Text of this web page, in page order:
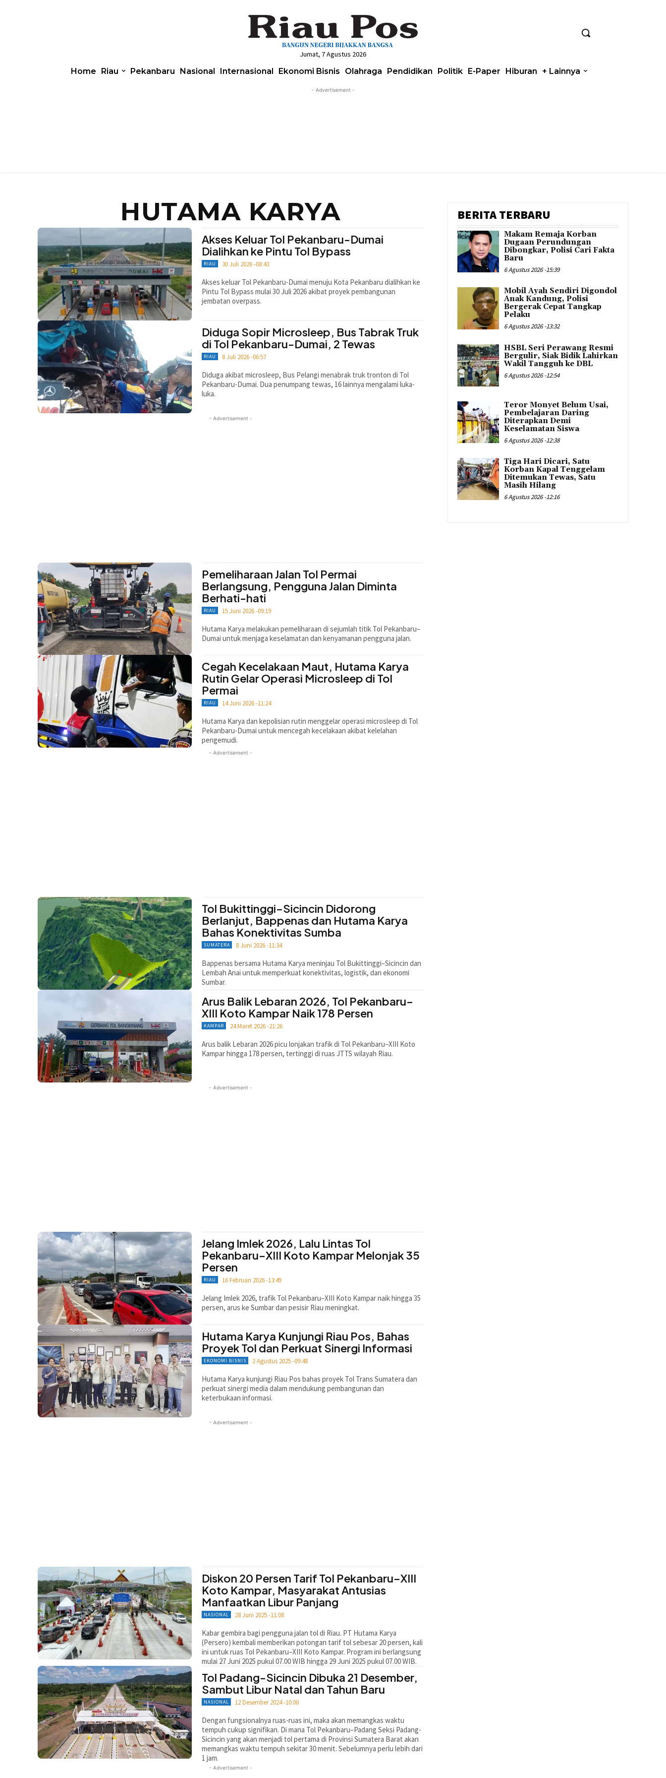
Jumat, 7 Agustus 2026
Home Riau Pekanbaru Nasional Internasional Ekonomi Bisnis Olahraga Pendidikan Politik E-Paper Hiburan + Lainnya
- Advertisement -
HUTAMA KARYA
Akses Keluar Tol Pekanbaru-Dumai
Dialihkan ke Pintu Tol Bypass
RIAU 30 Juli 2026 -08:43
Akses keluar Tol Pekanbaru-Dumai menuju Kota Pekanbaru dialihkan ke
Pintu Tol Bypass mulai 30 Juli 2026 akibat proyek pembangunan
jembatan overpass.
Diduga Sopir Microsleep, Bus Tabrak Truk
di Tol Pekanbaru-Dumai, 2 Tewas
RIAU 8 Juli 2026 -06:57
Diduga akibat microsleep, Bus Pelangi menabrak truk tronton di Tol
Pekanbaru-Dumai. Dua penumpang tewas, 16 lainnya mengalami luka-
luka.
- Advertisement -
Pemeliharaan Jalan Tol Permai
Berlangsung, Pengguna Jalan Diminta
Berhati-hati
RIAU 15 Juni 2026 -09:19
Hutama Karya melakukan pemeliharaan di sejumlah titik Tol Pekanbaru–
Dumai untuk menjaga keselamatan dan kenyamanan pengguna jalan.
Cegah Kecelakaan Maut, Hutama Karya
Rutin Gelar Operasi Microsleep di Tol
Permai
RIAU 14 Juni 2026 -11:24
Hutama Karya dan kepolisian rutin menggelar operasi microsleep di Tol
Pekanbaru-Dumai untuk mencegah kecelakaan akibat kelelahan
pengemudi.
- Advertisement -
Tol Bukittinggi–Sicincin Didorong
Berlanjut, Bappenas dan Hutama Karya
Bahas Konektivitas Sumba
SUMATERA 8 Juni 2026 -11:34
Bappenas bersama Hutama Karya meninjau Tol Bukittinggi–Sicincin dan
Lembah Anai untuk memperkuat konektivitas, logistik, dan ekonomi
Sumbar.
Arus Balik Lebaran 2026, Tol Pekanbaru–
XIII Koto Kampar Naik 178 Persen
KAMPAR 24 Maret 2026 -21:26
Arus balik Lebaran 2026 picu lonjakan trafik di Tol Pekanbaru–XIII Koto
Kampar hingga 178 persen, tertinggi di ruas JTTS wilayah Riau.
- Advertisement -
Jelang Imlek 2026, Lalu Lintas Tol
Pekanbaru–XIII Koto Kampar Melonjak 35
Persen
RIAU 16 Februari 2026 -13:49
Jelang Imlek 2026, trafik Tol Pekanbaru–XIII Koto Kampar naik hingga 35
persen, arus ke Sumbar dan pesisir Riau meningkat.
Hutama Karya Kunjungi Riau Pos, Bahas
Proyek Tol dan Perkuat Sinergi Informasi
EKONOMI BISNIS 2 Agustus 2025 -09:48
Hutama Karya kunjungi Riau Pos bahas proyek Tol Trans Sumatera dan
perkuat sinergi media dalam mendukung pembangunan dan
keterbukaan informasi.
- Advertisement -
Diskon 20 Persen Tarif Tol Pekanbaru–XIII
Koto Kampar, Masyarakat Antusias
Manfaatkan Libur Panjang
NASIONAL 28 Juni 2025 -11:08
Kabar gembira bagi pengguna jalan tol di Riau. PT Hutama Karya
(Persero) kembali memberikan potongan tarif tol sebesar 20 persen, kali
ini untuk ruas Tol Pekanbaru–XIII Koto Kampar. Program ini berlangsung
mulai 27 Juni 2025 pukul 07.00 WIB hingga 29 Juni 2025 pukul 07.00 WIB.
Tol Padang-Sicincin Dibuka 21 Desember,
Sambut Libur Natal dan Tahun Baru
NASIONAL 12 Desember 2024 -10:00
Dengan fungsionalnya ruas-ruas ini, maka akan me­mangkas waktu
tempuh cukup signifikan. Di mana Tol Pekanbaru–Padang Seksi Padang-
Sicincin yang akan menjadi tol pertama di Provinsi Sumatera Barat akan
memangkas waktu tempuh sekitar 30 menit. Sebelumnya perlu lebih dari
1 jam.
- Advertisement -
BERITA TERBARU
Makam Remaja Korban
Dugaan Perundungan
Dibongkar, Polisi Cari Fakta
Baru
6 Agustus 2026 -15:39
Mobil Ayah Sendiri Digondol
Anak Kandung, Polisi
Bergerak Cepat Tangkap
Pelaku
6 Agustus 2026 -13:32
HSBL Seri Perawang Resmi
Bergulir, Siak Bidik Lahirkan
Wakil Tangguh ke DBL
6 Agustus 2026 -12:54
Teror Monyet Belum Usai,
Pembelajaran Daring
Diterapkan Demi
Keselamatan Siswa
6 Agustus 2026 -12:38
Tiga Hari Dicari, Satu
Korban Kapal Tenggelam
Ditemukan Tewas, Satu
Masih Hilang
6 Agustus 2026 -12:16